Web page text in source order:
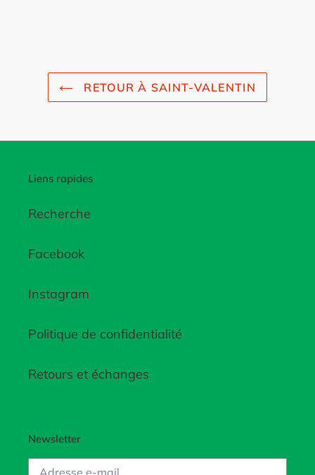
RETOUR À SAINT-VALENTIN
Liens rapides
Recherche
Facebook
Instagram
Politique de confidentialité
Retours et échanges
Newsletter